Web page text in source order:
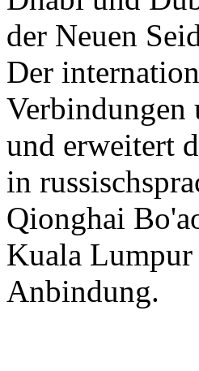
der Neuen
Der
Verbindungen
und erweitert
in
Qionghai
Kuala Lumpur
Anbindung.